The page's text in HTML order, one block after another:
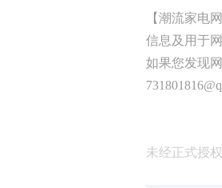
【潮流家电
信息及用于
如果您发现
未经正式授